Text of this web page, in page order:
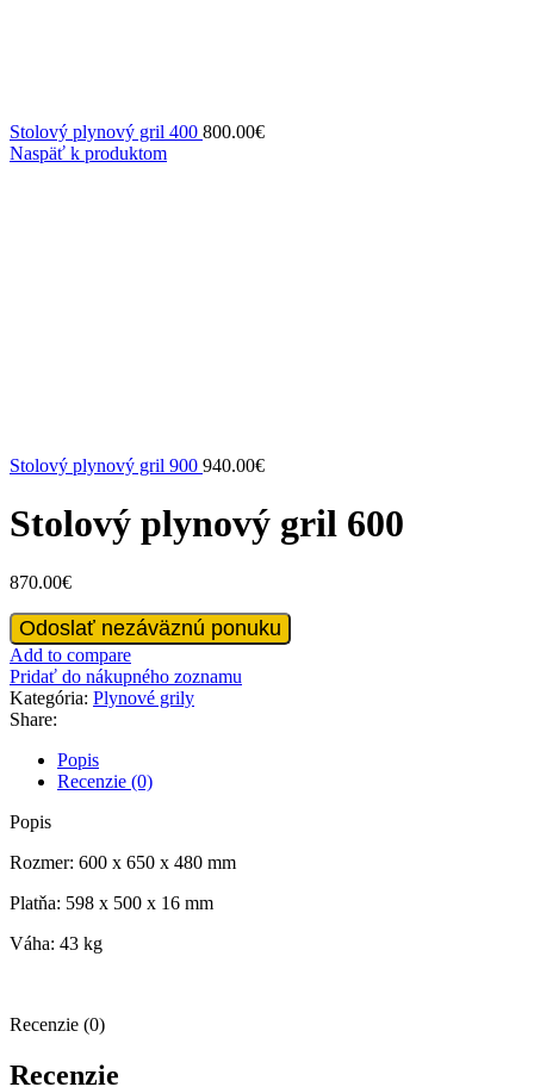
Stolový plynový gril 400 800.00€
Naspäť k produktom
Stolový plynový gril 900 940.00€
Stolový plynový gril 600
870.00€
množstvo
Stolový
plynový
gril
600
Odoslať nezáväznú ponuku
Add to compare
Pridať do nákupného zoznamu
Kategória: Plynové grily
Share:
Popis
Recenzie (0)
Popis
Rozmer: 600 x 650 x 480 mm
Platňa: 598 x 500 x 16 mm
Váha: 43 kg
Recenzie (0)
Recenzie